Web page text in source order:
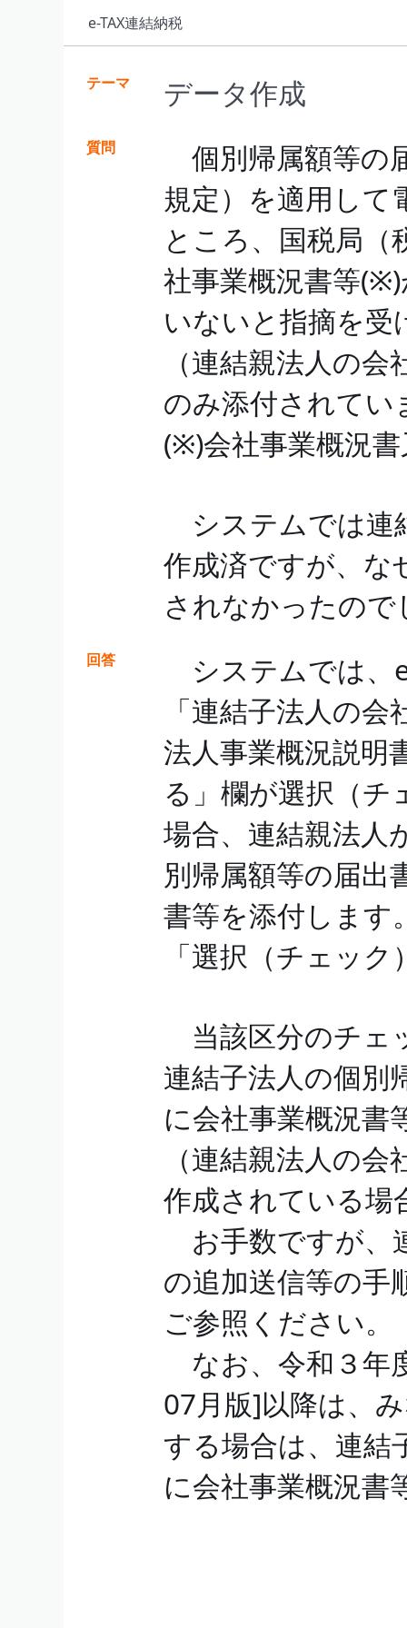
e-TAX連結納税
テーマ データ作成
質問
個別帰属額等の
規定）を適用して
ところ、国税局（
社事業概況書等
いないと指摘を
（連結親法人の
のみ添付されてい
(※)会社事業概況
システムでは連
作成済ですが、な
されなかったの
回答
システムでは、
「連結子法人の
法人事業概況説明
る」欄が選択（
場合、連結親法人
別帰属額等の届出
書等を添付します
「選択（チェッ
当該区分のチェ
連結子法人の個別
に会社事業概況書
（連結親法人の
作成されている場
お手数ですが、
の追加送信等の手
ご参照ください。
なお、令和３年
07月版]以降は、
する場合は、連結
に会社事業概況書